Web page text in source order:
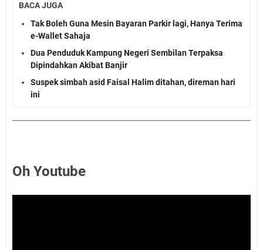
BACA JUGA
Tak Boleh Guna Mesin Bayaran Parkir lagi, Hanya Terima
e-Wallet Sahaja
Dua Penduduk Kampung Negeri Sembilan Terpaksa
Dipindahkan Akibat Banjir
Suspek simbah asid Faisal Halim ditahan, direman hari
ini
Oh Youtube